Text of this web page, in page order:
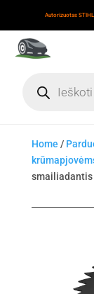
Autorizuotas
search
Home /
smailiadantis